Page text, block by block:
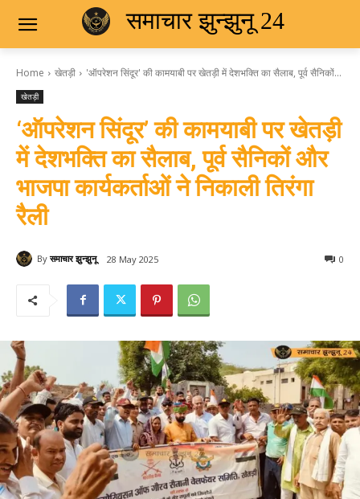
समाचार झुन्झुनू 24
Home खेतड़ी 'ऑपरेशन सिंदूर' की कामयाबी पर खेतड़ी में देशभक्ति का सैलाब, पूर्व सैनिकों...
खेतड़ी
‘ऑपरेशन सिंदूर’ की कामयाबी पर खेतड़ी
में देशभक्ति का सैलाब, पूर्व सैनिकों और
भाजपा कार्यकर्ताओं ने निकाली तिरंगा
रैली
By समाचार झुन्झुनू 28 May 2025 0